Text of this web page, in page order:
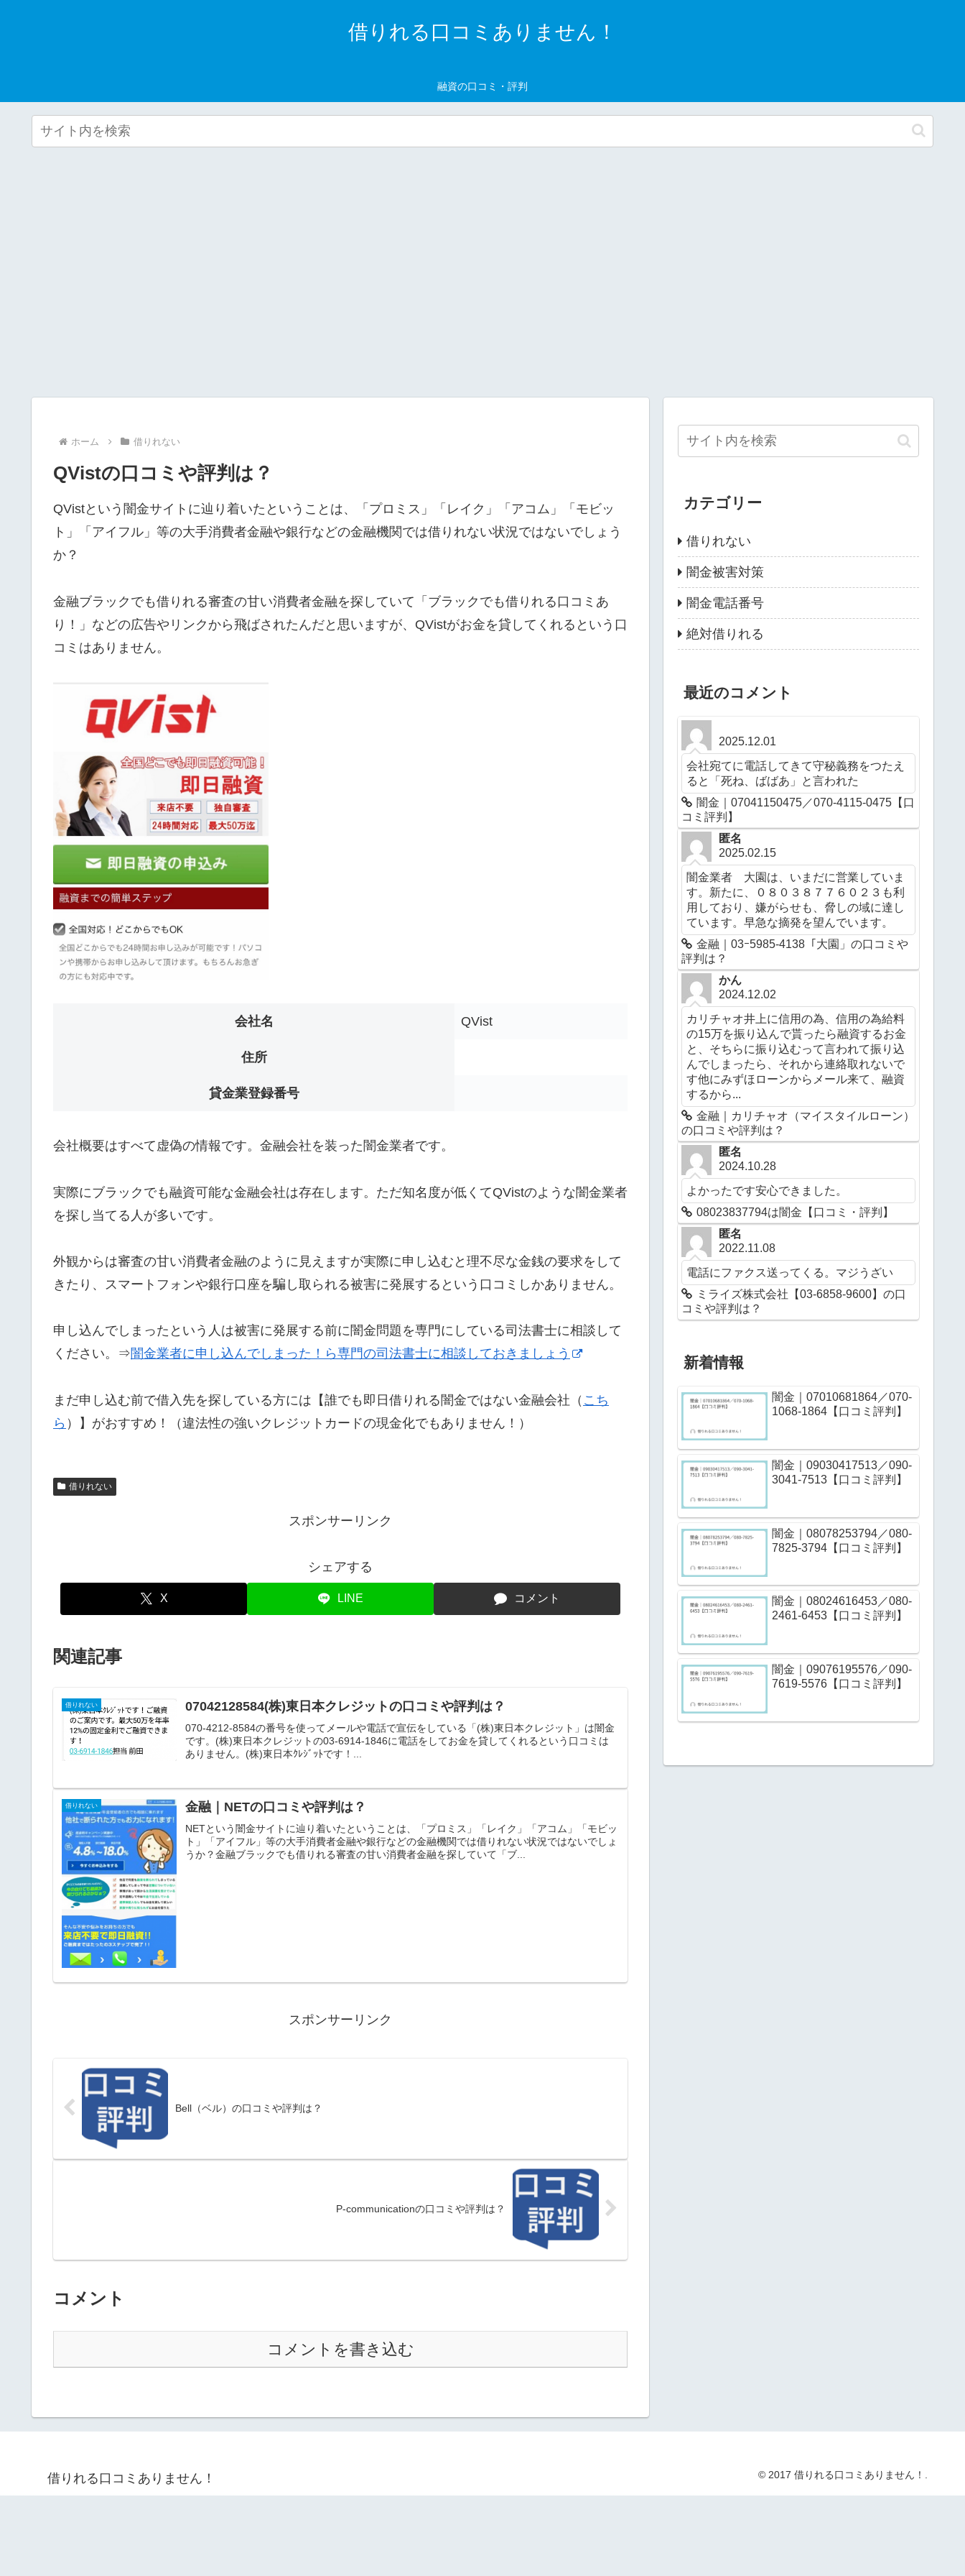
借りれる口コミありません！
融資の口コミ・評判
ホーム 借りれない
QVistの口コミや評判は？
QVistという闇金サイトに辿り着いたということは、「プロミス」「レイク」「アコム」「モビッ
ト」「アイフル」等の大手消費者金融や銀行などの金融機関では借りれない状況ではないでしょう
か？
金融ブラックでも借りれる審査の甘い消費者金融を探していて「ブラックでも借りれる口コミあ
り！」などの広告やリンクから飛ばされたんだと思いますが、QVistがお金を貸してくれるという口
コミはありません。
会社名 QVist
住所
貸金業登録番号
会社概要はすべて虚偽の情報です。金融会社を装った闇金業者です。
実際にブラックでも融資可能な金融会社は存在します。ただ知名度が低くてQVistのような闇金業者
を探し当てる人が多いです。
外観からは審査の甘い消費者金融のように見えますが実際に申し込むと理不尽な金銭の要求をして
きたり、スマートフォンや銀行口座を騙し取られる被害に発展するという口コミしかありません。
申し込んでしまったという人は被害に発展する前に闇金問題を専門にしている司法書士に相談して
ください。⇒闇金業者に申し込んでしまった！ら専門の司法書士に相談しておきましょう
まだ申し込む前で借入先を探している方には【誰でも即日借りれる闇金ではない金融会社（ こち
ら ）】がおすすめ！（違法性の強いクレジットカードの現金化でもありません！）
借りれない
スポンサーリンク
シェアする
X LINE コメント
関連記事
借りれない 07042128584(株)東日本クレジットの口コミや評判は？
070-4212-8584の番号を使ってメールや電話で宣伝をしている「(株)東日本クレジット」は闇金
です。(株)東日本クレジットの03-6914-1846に電話をしてお金を貸してくれるという口コミは
ありません。(株)東日本ｸﾚｼﾞｯﾄです！...
借りれない 金融｜NETの口コミや評判は？
NETという闇金サイトに辿り着いたということは、「プロミス」「レイク」「アコム」「モビッ
ト」「アイフル」等の大手消費者金融や銀行などの金融機関では借りれない状況ではないでしょ
うか？金融ブラックでも借りれる審査の甘い消費者金融を探していて「ブ...
スポンサーリンク
Bell（ベル）の口コミや評判は？
P-communicationの口コミや評判は？
コメント
コメントを書き込む
カテゴリー
借りれない
闇金被害対策
闇金電話番号
絶対借りれる
最近のコメント
2025.12.01
会社宛てに電話してきて守秘義務をつたえ
ると「死ね、ばばあ」と言われた
闇金｜07041150475／070-4115-0475【口
コミ評判】
匿名
2025.02.15
闇金業者 大園は、いまだに営業していま
す。新たに、０８０３８７７６０２３も利
用しており、嫌がらせも、脅しの域に達し
ています。早急な摘発を望んでいます。
金融｜03ｰ5985-4138「大園」の口コミや
評判は？
かん
2024.12.02
カリチャオ井上に信用の為、信用の為給料
の15万を振り込んで貰ったら融資するお金
と、そちらに振り込むって言われて振り込
んでしまったら、それから連絡取れないで
す他にみずほローンからメール来て、融資
するから...
金融｜カリチャオ（マイスタイルローン）
の口コミや評判は？
匿名
2024.10.28
よかったです安心できました。
08023837794は闇金【口コミ・評判】
匿名
2022.11.08
電話にファクス送ってくる。マジうざい
ミライズ株式会社【03-6858-9600】の口
コミや評判は？
新着情報
闇金｜07010681864／070-
1068-1864【口コミ評判】
闇金｜09030417513／090-
3041-7513【口コミ評判】
闇金｜08078253794／080-
7825-3794【口コミ評判】
闇金｜08024616453／080-
2461-6453【口コミ評判】
闇金｜09076195576／090-
7619-5576【口コミ評判】
借りれる口コミありません！ © 2017 借りれる口コミありません！.